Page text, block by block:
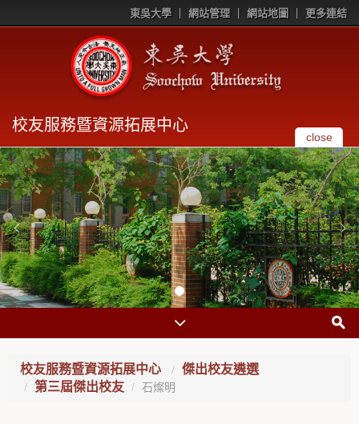
東吳大學 網站管理 網站地圖 更多連結
校友服務暨資源拓展中心
close
校友服務暨資源拓展中心
傑出校友遴選
第三屆傑出校友
石燦明